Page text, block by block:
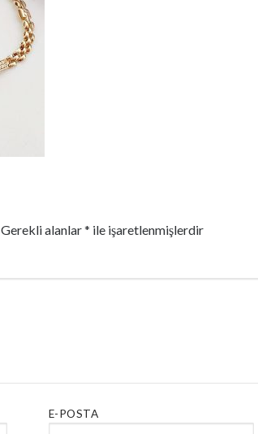
Gerekli alanlar* ile işaretlenmişlerdir
E-POSTA